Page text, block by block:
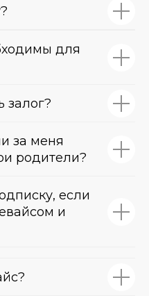
для
залог?
за меня
родители?
если
и